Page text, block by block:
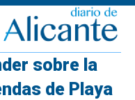
sobre la
de Playa